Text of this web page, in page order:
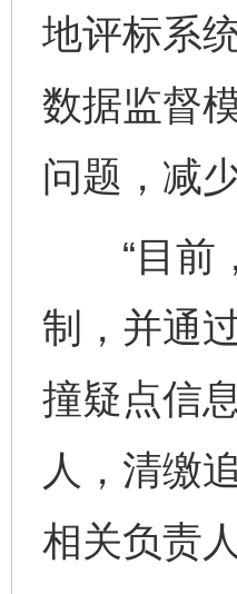
地评标系
数据监督
问题，减
“目前，
制，并通
撞疑点信
人，清缴
相关负责